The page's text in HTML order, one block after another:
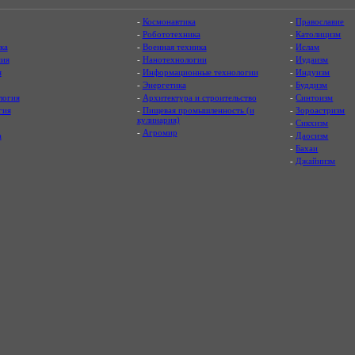
- Космонавтика
- Робототехника
- Военная техника
- Нанотехнологии
- Информационные технологии
- Энергетика
- Архитектура и строительство
- Пищевая промышленность (и
кулинария)
- Агромир
-Православие
-Католицизм
-Ислам
-Иудаизм
-Индуизм
-Буддизм
-Синтоизм
-Зороастризм
-Сикхизм
- Даосизм
-Бахаи
- Джайнизм